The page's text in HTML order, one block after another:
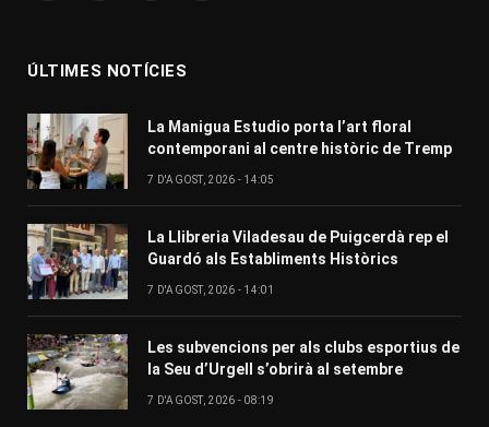
ÚLTIMES NOTÍCIES
La Manigua Estudio porta l’art floral
contemporani al centre històric de Tremp
7 D'AGOST, 2026 - 14:05
La Llibreria Viladesau de Puigcerdà rep el
Guardó als Establiments Històrics
7 D'AGOST, 2026 - 14:01
Les subvencions per als clubs esportius de
la Seu d’Urgell s’obrirà al setembre
7 D'AGOST, 2026 - 08:19